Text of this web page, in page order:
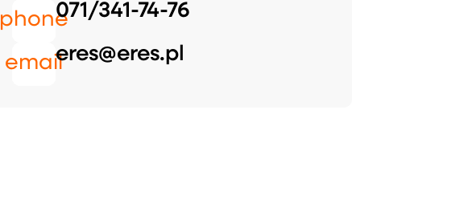
phone071/341-74-76
emaileres@eres.pl